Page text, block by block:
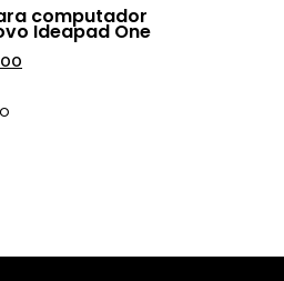
computador
Ideapad One